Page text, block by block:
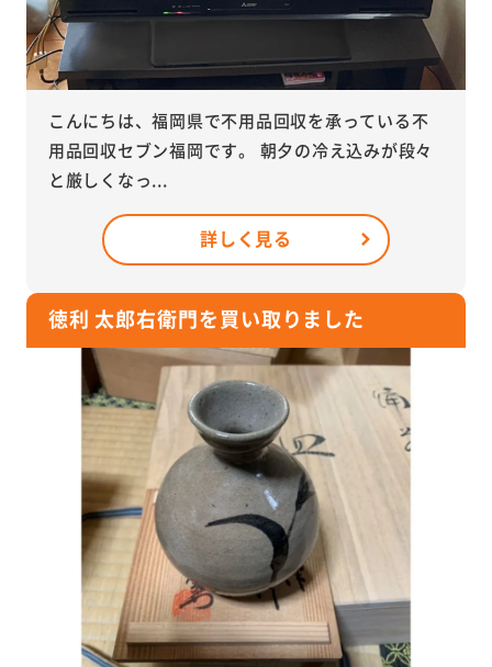
こんにちは、福岡県で不用品回収を承っている不
用品回収セブン福岡です。 朝夕の冷え込みが段々
と厳しくなっ...
詳しく見る
徳利 太郎右衛門を買い取りました